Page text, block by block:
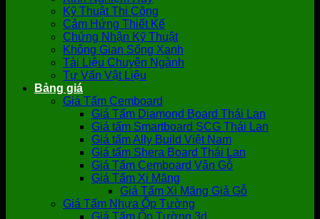
Kỹ Thuật Thi Công
Cảm Hứng Thiết Kế
Chứng Nhận Kỹ Thuật
Không Gian Sống Xanh
Tài Liệu Chuyên Ngành
Tư Vấn Vật Liệu
Bảng giá
Giá Tấm Cemboard
Giá Tấm Diamond Board Thái Lan
Giá tấm Smartboard SCG Thái Lan
Giá tấm Ally Build Việt Nam
Giá tấm Shera Board Thái Lan
Giá Tấm Cemboard Vân Gỗ
Giá Tấm Xi Măng
Giá Tấm Xi Măng Giả Gỗ
Giá Tấm Nhựa Ốp Tường
Giá Tấm Ốp Tường 3d